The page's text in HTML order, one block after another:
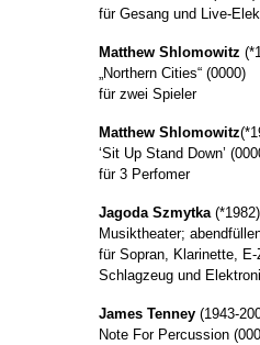
für Gesang und Live-
Matthew Shlomowitz
„Northern Cities“ (0000)
für zwei Spieler
Matthew Shlomowitz
‘Sit Up Stand Down’
für 3 Perfomer
Jagoda Szmytka
Musiktheater;
für Sopran, Klarinette,
Schlagzeug und
James Tenney (1943-
Note For Percussion